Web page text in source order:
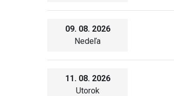
09. 08. 2026
Nedeľa
11. 08. 2026
Utorok